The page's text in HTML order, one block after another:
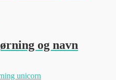
og navn